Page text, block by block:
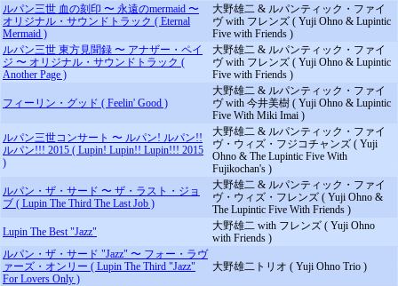
ルパン三世 血の刻印 〜 永遠のmermaid 〜
オリジナル・サウンドトラック ( Eternal
Mermaid )
大野雄二 & ルパンティック・ファイ
ヴ with フレンズ ( Yuji Ohno & Lupintic
Five with Friends )
ルパン三世 東方見聞録 〜 アナザー・ペイ
ジ 〜 オリジナル・サウンドトラック (
Another Page )
大野雄二 & ルパンティック・ファイ
ヴ with フレンズ ( Yuji Ohno & Lupintic
Five with Friends )
フィーリン・グッド ( Feelin' Good )
大野雄二 & ルパンティック・ファイ
ヴ with 今井美樹 ( Yuji Ohno & Lupintic
Five With Miki Imai )
ルパン三世コンサート 〜 ルパン! ルパン!!
ルパン!!! 2015 ( Lupin! Lupin!! Lupin!!! 2015
)
大野雄二 & ルパンティック・ファイ
ヴ・ウィズ・フジコチャンズ ( Yuji
Ohno & The Lupintic Five With
Fujikochan's )
ルパン・ザ・サード 〜 ザ・ラスト・ジョ
ブ ( Lupin The Third The Last Job )
大野雄二 & ルパンティック・ファイ
ヴ・ウィズ・フレンズ ( Yuji Ohno &
The Lupintic Five With Friends )
Lupin The Best "Jazz"
大野雄二 with フレンズ ( Yuji Ohno
with Friends )
ルパン・ザ・サード "Jazz" 〜 フォー・ラヴ
ァーズ・オンリー ( Lupin The Third "Jazz"
For Lovers Only )
大野雄二トリオ ( Yuji Ohno Trio )